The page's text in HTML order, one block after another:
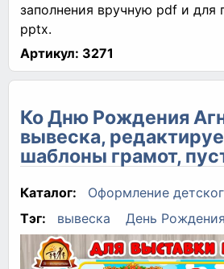
заполнения вручную pdf и для
pptx.
Артикул: 3271
Ко Дню Рождения
вывеска,
шаблоны грамот,
Каталог:
Оформление
Тэг:
вывеска День Рождения